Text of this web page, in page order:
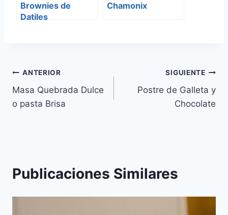
Brownies de
Datiles
Chamonix
Navegación
de
ANTERIOR
Masa Quebrada Dulce
o pasta Brisa
SIGUIENTE
Postre de Galleta y
Chocolate
Publicaciones Similares